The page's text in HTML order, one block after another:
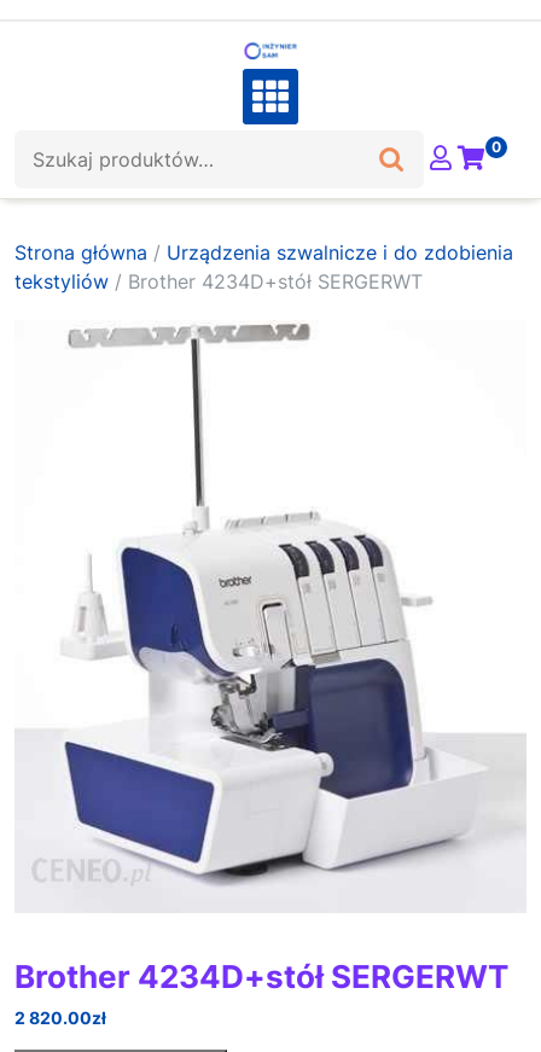
0
Strona główna / Urządzenia szwalnicze i do zdobienia
tekstyliów / Brother 4234D+stół SERGERWT
Brother 4234D+stół SERGERWT
2 820.00zł